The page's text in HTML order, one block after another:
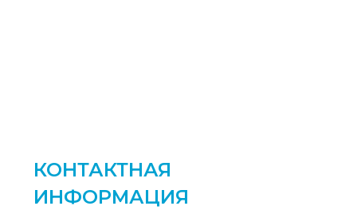
КОНТАКТНАЯ
ИНФОРМАЦИЯ